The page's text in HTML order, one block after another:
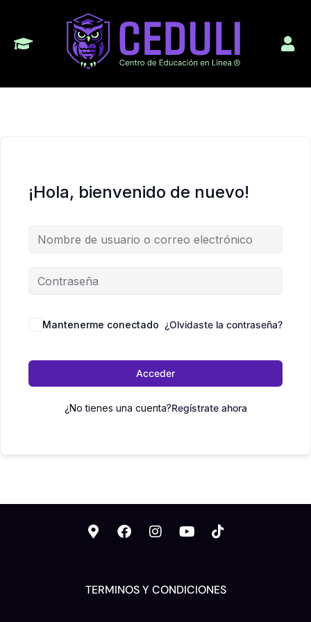
¡Hola, bienvenido de nuevo!
Mantenerme conectado ¿Olvidaste la contraseña?
Acceder
¿No tienes una cuenta?Regístrate ahora
TERMINOS Y CONDICIONES